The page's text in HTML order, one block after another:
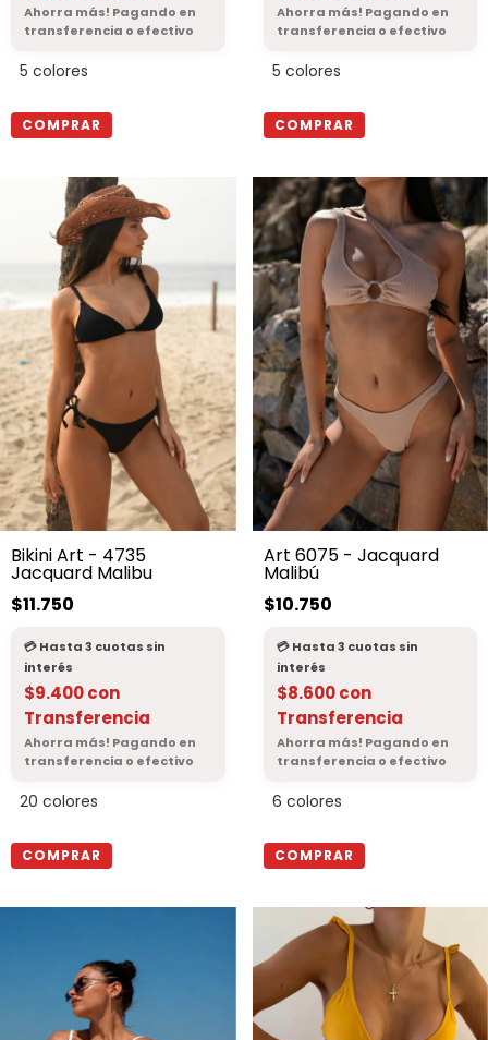
5 colores
COMPRAR
5 colores
COMPRAR
Bikini Art - 4735
Jacquard Malibu
$11.750
$9.400con
Transferencia
20 colores
COMPRAR
Art 6075 - Jacquard
Malibú
$10.750
$8.600con
Transferencia
6 colores
COMPRAR